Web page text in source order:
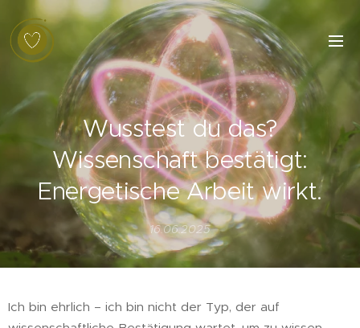
Wusstest du das?
Wissenschaft bestätigt:
Energetische Arbeit wirkt.
16.06.2025
Ich bin ehrlich – ich bin nicht der Typ, der auf